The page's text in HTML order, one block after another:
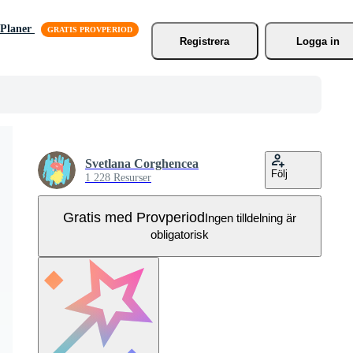
Planer
Registrera
Logga in
Svetlana Corghencea
1 228 Resurser Följ
Gratis med ProvperiodIngen tilldelning är
obligatorisk